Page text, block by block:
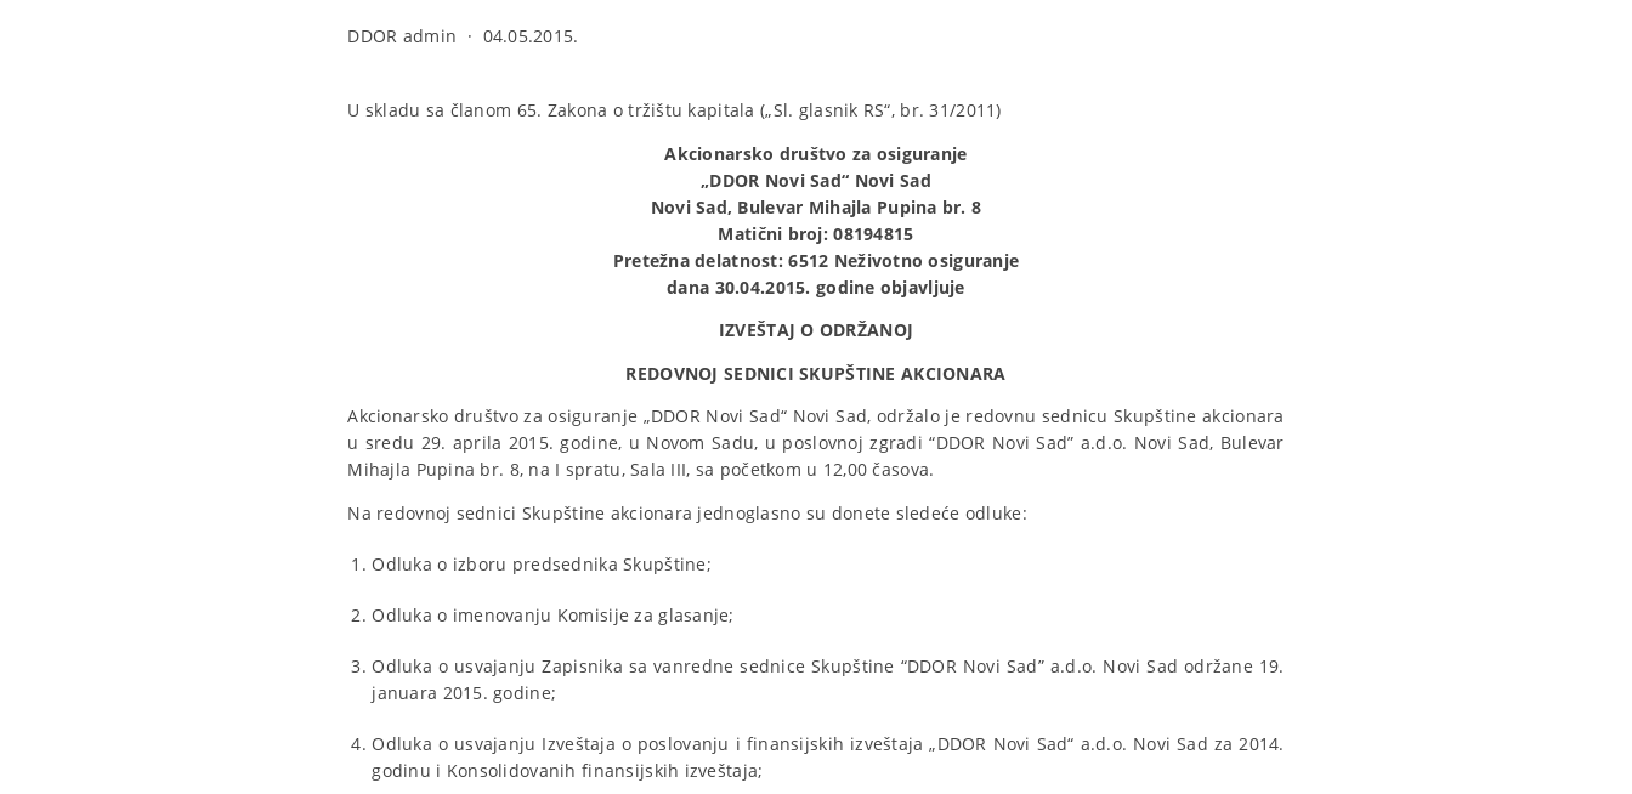
DDOR admin · 04.05.2015.
U skladu sa članom 65. Zakona o tržištu kapitala („Sl. glasnik RS“, br. 31/2011)
Akcionarsko društvo za osiguranje
„DDOR Novi Sad“ Novi Sad
Novi Sad, Bulevar Mihajla Pupina br. 8
Matični broj: 08194815
Pretežna delatnost: 6512 Neživotno osiguranje
dana 30.04.2015. godine objavljuje
IZVEŠTAJ O ODRŽANOJ
REDOVNOJ SEDNICI SKUPŠTINE AKCIONARA
Akcionarsko društvo za osiguranje „DDOR Novi Sad“ Novi Sad, održalo je redovnu sednicu Skupštine akcionara
u sredu 29. aprila 2015. godine, u Novom Sadu, u poslovnoj zgradi “DDOR Novi Sad” a.d.o. Novi Sad, Bulevar
Mihajla Pupina br. 8, na I spratu, Sala III, sa početkom u 12,00 časova.
Na redovnoj sednici Skupštine akcionara jednoglasno su donete sledeće odluke:
Odluka o izboru predsednika Skupštine;
Odluka o imenovanju Komisije za glasanje;
Odluka o usvajanju Zapisnika sa vanredne sednice Skupštine “DDOR Novi Sad” a.d.o. Novi Sad održane 19.
januara 2015. godine;
Odluka o usvajanju Izveštaja o poslovanju i finansijskih izveštaja „DDOR Novi Sad“ a.d.o. Novi Sad za 2014.
godinu i Konsolidovanih finansijskih izveštaja;